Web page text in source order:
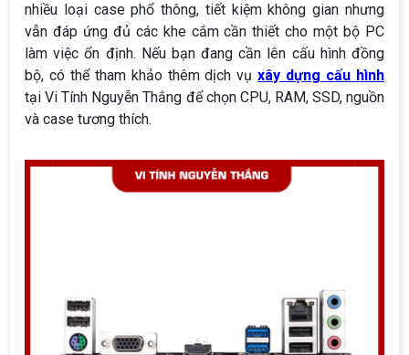
nhiều loại case phổ thông, tiết kiệm không gian nhưng
vẫn đáp ứng đủ các khe cắm cần thiết cho một bộ PC
làm việc ổn định. Nếu bạn đang cần lên cấu hình đồng
bộ, có thể tham khảo thêm dịch vụxây dựng cấu hình
tại Vi Tính Nguyễn Thắng để chọn CPU, RAM, SSD, nguồn
và case tương thích.